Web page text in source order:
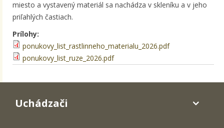
miesto a vystavený materiál sa nachádza v skleníku a v jeho
priľahlých častiach.
Prílohy:
ponukovy_list_rastlinneho_materialu_2026.pdf
ponukovy_list_ruze_2026.pdf
Uchádzači